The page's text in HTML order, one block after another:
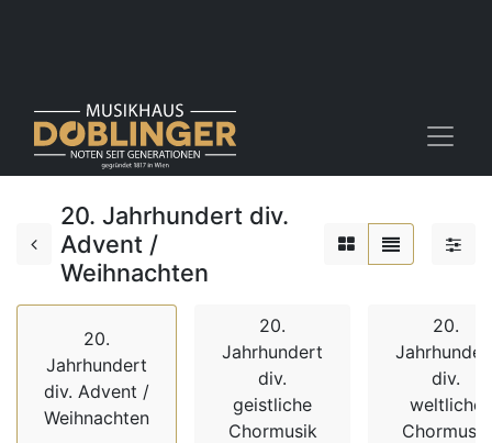
20. Jahrhundert div.
Advent /
Weihnachten
20.
Jahrhundert
div. Advent /
Weihnachten
20.
Jahrhundert
div.
geistliche
Chormusik
20.
div.
weltliche
Chormusik